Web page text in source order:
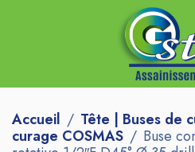
Accueil Tête | Buses de
curage COSMAS
Buse